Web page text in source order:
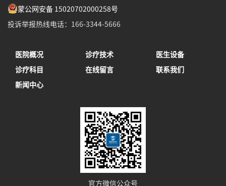
蒙公网安备 15020702000258号
投诉举报热线电话：166-3344-5666
医院概况 诊疗技术
医生设备
诊疗科目
在线留言
联系我们
新闻中心
官方微信公众号